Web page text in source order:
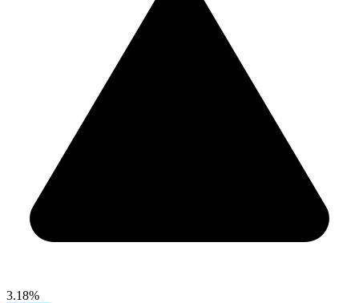
3.18%